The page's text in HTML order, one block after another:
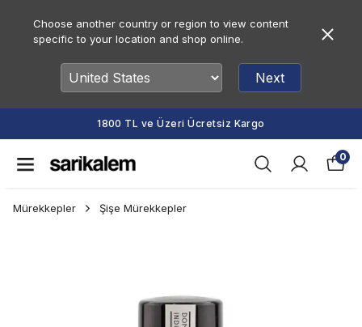
Choose another country or region to view content
specific to your location and shop online.
Next
1800 TL ve Üzeri Ücretsiz Kargo
0
Mürekkepler Şişe Mürekkepler